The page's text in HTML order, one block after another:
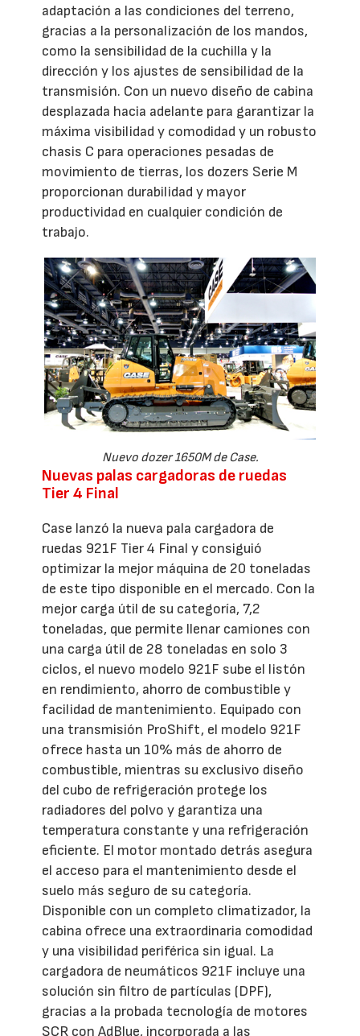
adaptación a las condiciones del terreno,
gracias a la personalización de los mandos,
como la sensibilidad de la cuchilla y la
dirección y los ajustes de sensibilidad de la
transmisión. Con un nuevo diseño de cabina
desplazada hacia adelante para garantizar la
máxima visibilidad y comodidad y un robusto
chasis C para operaciones pesadas de
movimiento de tierras, los dozers Serie M
proporcionan durabilidad y mayor
productividad en cualquier condición de
trabajo.
Nuevo dozer 1650M de Case.
Nuevas palas cargadoras de ruedas
Tier 4 Final
Case lanzó la nueva pala cargadora de
ruedas 921F Tier 4 Final y consiguió
optimizar la mejor máquina de 20 toneladas
de este tipo disponible en el mercado. Con la
mejor carga útil de su categoría, 7,2
toneladas, que permite llenar camiones con
una carga útil de 28 toneladas en solo 3
ciclos, el nuevo modelo 921F sube el listón
en rendimiento, ahorro de combustible y
facilidad de mantenimiento. Equipado con
una transmisión ProShift, el modelo 921F
ofrece hasta un 10% más de ahorro de
combustible, mientras su exclusivo diseño
del cubo de refrigeración protege los
radiadores del polvo y garantiza una
temperatura constante y una refrigeración
eficiente. El motor montado detrás asegura
el acceso para el mantenimiento desde el
suelo más seguro de su categoría.
Disponible con un completo climatizador, la
cabina ofrece una extraordinaria comodidad
y una visibilidad periférica sin igual. La
cargadora de neumáticos 921F incluye una
solución sin filtro de partículas (DPF),
gracias a la probada tecnología de motores
SCR con AdBlue, incorporada a las